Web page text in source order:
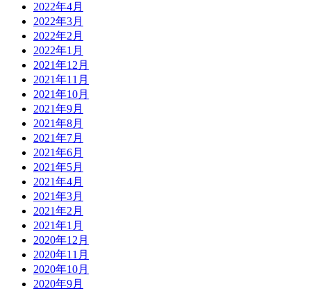
2022年4月
2022年3月
2022年2月
2022年1月
2021年12月
2021年11月
2021年10月
2021年9月
2021年8月
2021年7月
2021年6月
2021年5月
2021年4月
2021年3月
2021年2月
2021年1月
2020年12月
2020年11月
2020年10月
2020年9月